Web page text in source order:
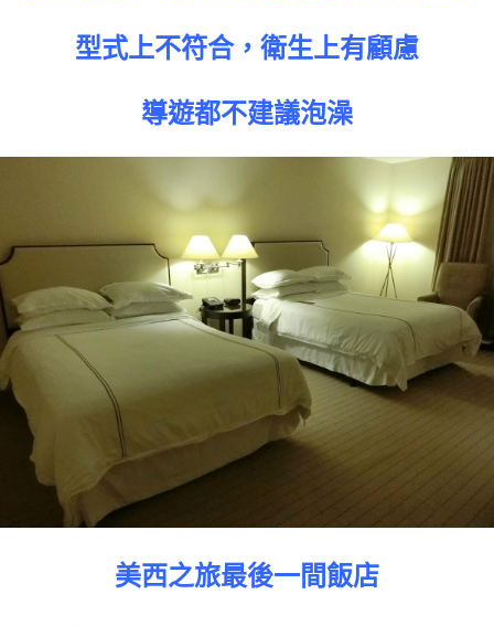
型式上不符合，衛生上有顧慮
導遊都不建議泡澡
美西之旅最後一間飯店